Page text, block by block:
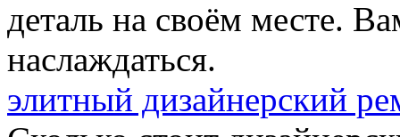
деталь на своём месте.
наслаждаться.
элитный дизайнерский